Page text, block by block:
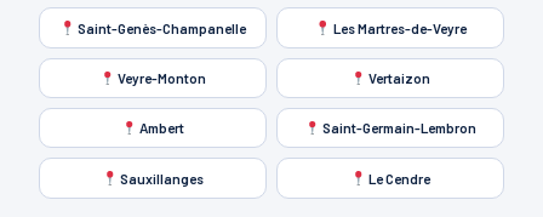
Saint-Genès-Champanelle Les Martres-de-Veyre
Veyre-Monton Vertaizon
Ambert Saint-Germain-Lembron
Sauxillanges Le Cendre